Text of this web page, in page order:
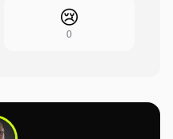
😢
0